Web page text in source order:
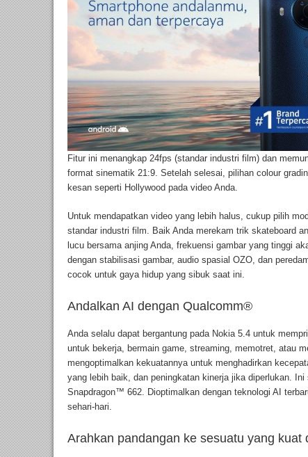
Fitur ini menangkap 24fps (standar industri film) dan
format sinematik 21:9. Setelah selesai, pilihan colour
kesan seperti Hollywood pada video Anda.
Untuk mendapatkan video yang lebih halus, cukup pilih
standar industri film. Baik Anda merekam trik skateboard
lucu bersama anjing Anda, frekuensi gambar yang tinggi
dengan stabilisasi gambar, audio spasial OZO, dan
cocok untuk gaya hidup yang sibuk saat ini.
Andalkan AI dengan Qualcomm®
Anda selalu dapat bergantung pada Nokia 5.4 untuk
untuk bekerja, bermain game, streaming, memotret, atau
mengoptimalkan kekuatannya untuk menghadirkan
yang lebih baik, dan peningkatan kinerja jika diperlukan.
Snapdragon™ 662. Dioptimalkan dengan teknologi AI
sehari-hari.
Arahkan pandangan ke sesuatu yang kuat